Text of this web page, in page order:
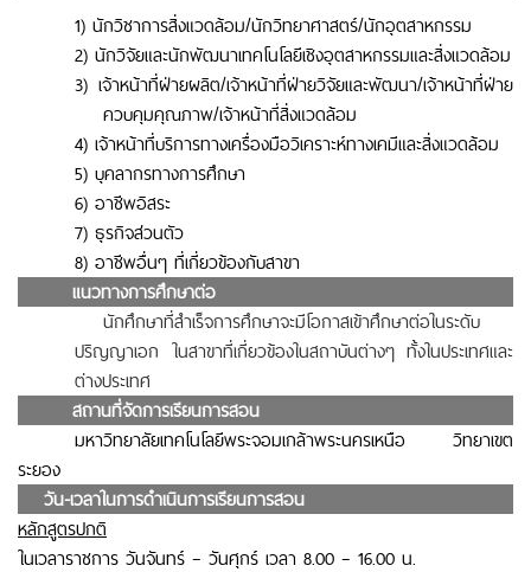
1) นักวิชาการสิ่งแวดล้อม/นักวิทยาศาสตร์/นักอุตสาหกรรม
2) นักวิจัยและนักพัฒนาเทคโนโลยีเชิงอุตสาหกรรมและสิ่งแวดล้อม
3) เจ้าหน้าที่ฝ่ายผลิต/เจ้าหน้าที่ฝ่ายวิจัยและพัฒนา/เจ้าหน้าที่ฝ่าย
ควบคุมคุณภาพ/เจ้าหน้าที่สิ่งแวดล้อม
4) เจ้าหน้าที่บริการทางเครื่องมือวิเคราะห์ทางเคมีและสิ่งแวดล้อม
5) บุคลากรทางการศึกษา
6) อาชีพอิสระ
7) ธุรกิจส่วนตัว
8) อาชีพอื่นๆ ที่เกี่ยวข้องกับสาขา
แนวทางการศึกษาต่อ
นักศึกษาที่สำเร็จการศึกษาจะมีโอกาสเข้าศึกษาต่อในระดับ
ปริญญาเอก ในสาขาที่เกี่ยวข้องในสถาบันต่างๆ ทั้งในประเทศและ
ต่างประเทศ
สถานที่จัดการเรียนการสอน
มหาวิทยาลัยเทคโนโลยีพระจอมเกล้าพระนครเหนือ วิทยาเขต
ระยอง
วัน-เวลาในการดำเนินการเรียนการสอน
หลักสูตรปกติ
ในเวลาราชการ วันจันทร์ – วันศุกร์ เวลา 8.00 – 16.00 น.